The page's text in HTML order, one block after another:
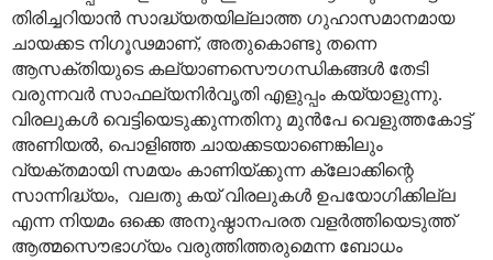
തിരിച്ചറിയാൻ സാദ്ധ്യതയില്ലാത്ത ഗുഹാസമാനമായ
ചായക്കട നിഗൂഢമാണ്, അതുകൊണ്ടു തന്നെ
ആസക്തിയുടെ കല്യാണസൌഗന്ധികങ്ങൾ തേടി
വരുന്നവർ സാഫല്യനിർവൃതി എളുപ്പം കയ്യാളുന്നു.
വിരലുകൾ വെട്ടിയെടുക്കുന്നതിനു മുൻപേ വെളുത്തകോട്ട്
അണിയൽ, പൊളിഞ്ഞ ചായക്കടയാണെങ്കിലും
വ്യക്തമായി സമയം കാണിയ്ക്കുന്ന ക്ലോക്കിന്റെ
സാന്നിദ്ധ്യം, വലതു കയ് വിരലുകൾ ഉപയോഗിക്കില്ല
എന്ന നിയമം ഒക്കെ അനുഷ്ഠാനപരത വളർത്തിയെടുത്ത്
ആത്മസൌഭാഗ്യം വരുത്തിത്തരുമെന്ന ബോധം